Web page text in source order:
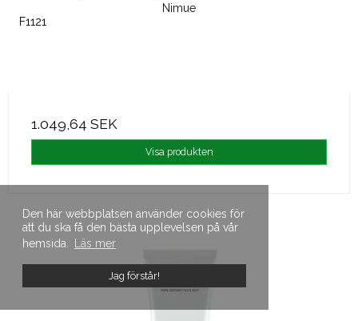
Den här webbplatsen använder cookies för
att du ska få den bästa upplevelsen på vår
hemsida.
Läs mer
Jag förstår!
Nimue
F1121
1.049,64 SEK
Visa produkten